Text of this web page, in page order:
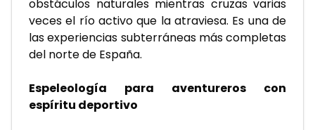
obstáculos naturales mientras cruzas varias
veces el río activo que la atraviesa. Es una de
las experiencias subterráneas más completas
del norte de España.
Espeleología para aventureros con
espíritu deportivo